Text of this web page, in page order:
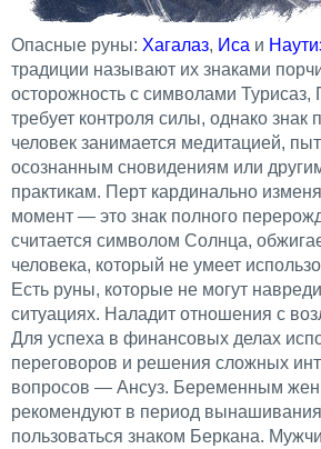
Опасные руны: Хагалаз, Иса и
традиции называют их знаками
осторожность с символами Турисаз,
требует контроля силы, однако знак
человек занимается медитацией,
осознанным сновидениям или
практикам. Перт кардинально
момент — это знак полного
считается символом Солнца,
человека, который не умеет
Есть руны, которые не могут
ситуациях. Наладит отношения с
Для успеха в финансовых делах
переговоров и решения сложных
вопросов — Ансуз. Беременным
рекомендуют в период
пользоваться знаком Беркана.